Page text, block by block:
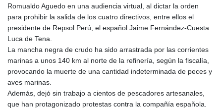
Romualdo Aguedo en una audiencia virtual, al dictar la orden
para prohibir la salida de los cuatro directivos, entre ellos el
presidente de Repsol Perú, el español Jaime Fernández-Cuesta
Luca de Tena.
La mancha negra de crudo ha sido arrastrada por las corrientes
marinas a unos 140 km al norte de la refinería, según la fiscalía,
provocando la muerte de una cantidad indeterminada de peces y
aves marinas.
Además, dejó sin trabajo a cientos de pescadores artesanales,
que han protagonizado protestas contra la compañía española.